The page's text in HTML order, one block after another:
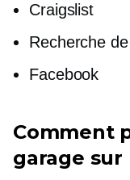
Craigslist
Recherche
Facebook
Comment
garage sur